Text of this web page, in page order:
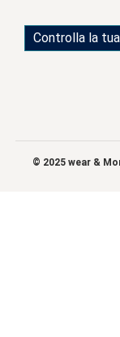
Controlla la
© 2025 wear &